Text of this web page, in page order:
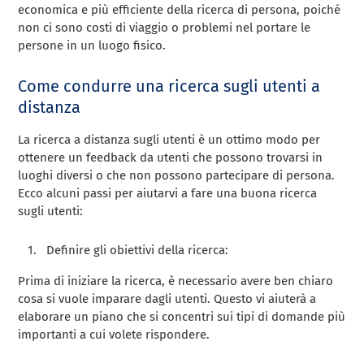
economica e più efficiente della ricerca di persona, poiché
non ci sono costi di viaggio o problemi nel portare le
persone in un luogo fisico.
Come condurre una ricerca sugli utenti a
distanza
La ricerca a distanza sugli utenti è un ottimo modo per
ottenere un feedback da utenti che possono trovarsi in
luoghi diversi o che non possono partecipare di persona.
Ecco alcuni passi per aiutarvi a fare una buona ricerca
sugli utenti:
Definire gli obiettivi della ricerca:
Prima di iniziare la ricerca, è necessario avere ben chiaro
cosa si vuole imparare dagli utenti. Questo vi aiuterà a
elaborare un piano che si concentri sui tipi di domande più
importanti a cui volete rispondere.